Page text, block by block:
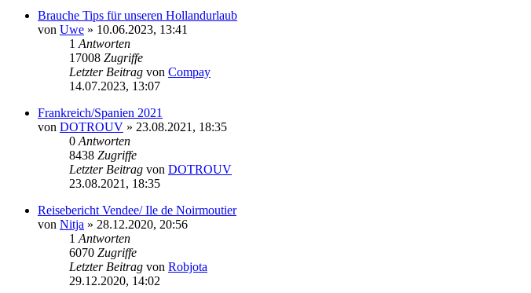
Brauche Tips für unseren Hollandurlaub
von Uwe » 10.06.2023, 13:41
1 Antworten
17008 Zugriffe
Letzter Beitrag von Compay
14.07.2023, 13:07
Frankreich/Spanien 2021
von DOTROUV » 23.08.2021, 18:35
0 Antworten
8438 Zugriffe
Letzter Beitrag von DOTROUV
23.08.2021, 18:35
Reisebericht Vendee/ Ile de Noirmoutier
von Nitja » 28.12.2020, 20:56
1 Antworten
6070 Zugriffe
Letzter Beitrag von Robjota
29.12.2020, 14:02